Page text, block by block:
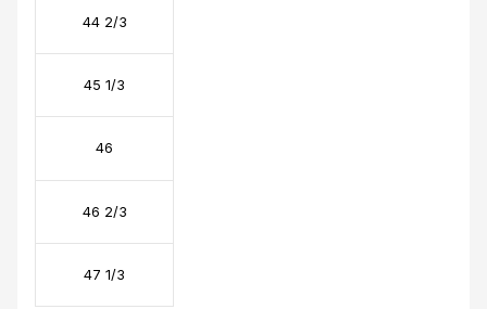
44 2/3
45 1/3
46
46 2/3
47 1/3